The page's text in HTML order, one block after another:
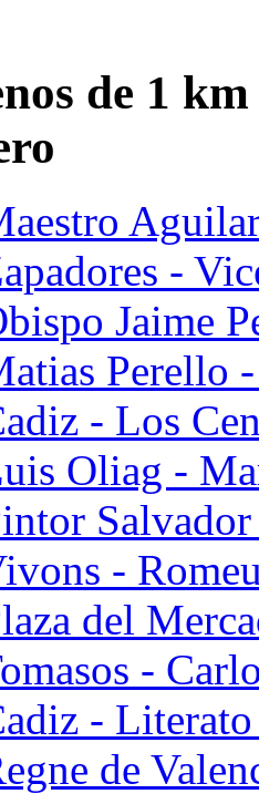
de 1
-
Jaime
Perello
- Los
Oliag -
-
del
-
-
de